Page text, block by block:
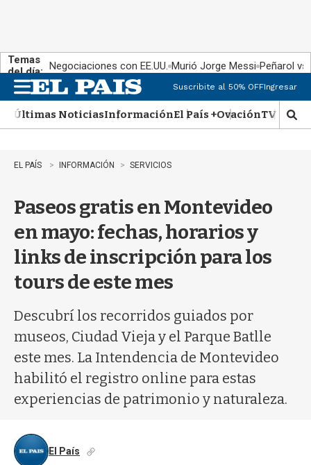
Temas
del día: Negociaciones con EE.UU. Murió Jorge Messi Peñarol
n
u
Suscribite al 50% OFFIngresar
Últimas NoticiasInformaciónEl País +OvaciónTV Show
M
o
EL PAÍS INFORMACIÓN SERVICIOS
Paseos gratis en Montevideo
en mayo: fechas, horarios y
links de inscripción para los
tours de este mes
Descubrí los recorridos guiados por
museos, Ciudad Vieja y el Parque Batlle
este mes. La Intendencia de Montevideo
habilitó el registro online para estas
experiencias de patrimonio y naturaleza.
El País